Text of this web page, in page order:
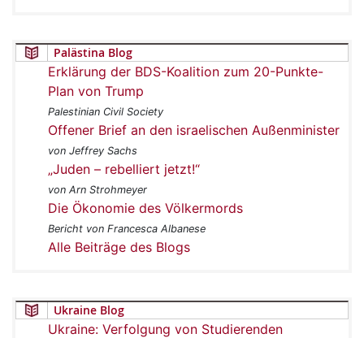
Palästina Blog
Erklärung der BDS-Koalition zum 20-Punkte-
Plan von Trump
Palestinian Civil Society
Offener Brief an den israelischen Außenminister
von Jeffrey Sachs
„Juden – rebelliert jetzt!“
von Arn Strohmeyer
Die Ökonomie des Völkermords
Bericht von Francesca Albanese
Alle Beiträge des Blogs
Ukraine Blog
Ukraine: Verfolgung von Studierenden